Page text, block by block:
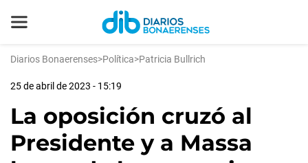
Diarios Bonaerenses>Política>Patricia Bullrich
25 de abril de 2023 - 15:19
La oposición cruzó al
Presidente y a Massa